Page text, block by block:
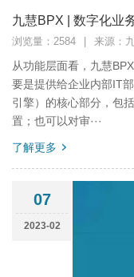
九慧BPX | 数字化业
浏览量：2584 来源：
从功能层面看，九慧
要是提供给企业内部IT
引擎）的核心部分，包
置；也可以对审···
了解更多
07
2023-02